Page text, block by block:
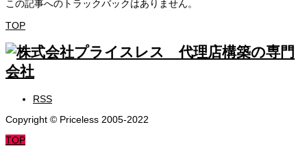
この記事へのトラックバックはありません。
TOP
RSS
Copyright © Priceless 2005-2022
TOP